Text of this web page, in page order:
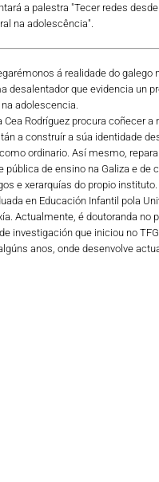
a palestra "Tecer redes
na adolescência".
á realidade do
desalentador que evidencia un
adolescencia.
Rodríguez procura coñecer
a construír a súa identidade
ordinario. Así mesmo,
pública de ensino na Galiza e
e xerarquías do propio instituto.
en Educación Infantil pola
Actualmente, é doutoranda no
investigación que iniciou no
anos, onde desenvolve